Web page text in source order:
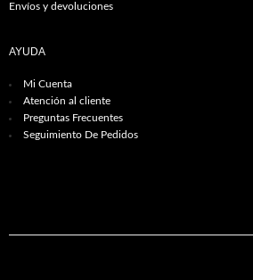
Envíos y devoluciones
AYUDA
Mi Cuenta
Atención al cliente
Preguntas Frecuentes
Seguimiento De Pedidos